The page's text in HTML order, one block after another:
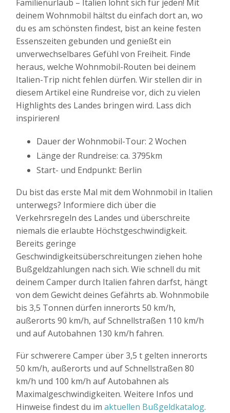
Familienurlaub – Italien lohnt sich für jeden! Mit
deinem Wohnmobil hältst du einfach dort an, wo
du es am schönsten findest, bist an keine festen
Essenszeiten gebunden und genießt ein
unverwechselbares Gefühl von Freiheit. Finde
heraus, welche Wohnmobil-Routen bei deinem
Italien-Trip nicht fehlen dürfen. Wir stellen dir in
diesem Artikel eine Rundreise vor, dich zu vielen
Highlights des Landes bringen wird. Lass dich
inspirieren!
Dauer der Wohnmobil-Tour: 2 Wochen
Länge der Rundreise: ca. 3795km
Start- und Endpunkt: Berlin
Du bist das erste Mal mit dem Wohnmobil in Italien
unterwegs? Informiere dich über die
Verkehrsregeln des Landes und überschreite
niemals die erlaubte Höchstgeschwindigkeit.
Bereits geringe
Geschwindigkeitsüberschreitungen ziehen hohe
Bußgeldzahlungen nach sich. Wie schnell du mit
deinem Camper durch Italien fahren darfst, hängt
von dem Gewicht deines Gefährts ab. Wohnmobile
bis 3,5 Tonnen dürfen innerorts 50 km/h,
außerorts 90 km/h, auf Schnellstraßen 110 km/h
und auf Autobahnen 130 km/h fahren.
Für schwerere Camper über 3,5 t gelten innerorts
50 km/h, außerorts und auf Schnellstraßen 80
km/h und 100 km/h auf Autobahnen als
Maximalgeschwindigkeiten. Weitere Infos und
Hinweise findest du imaktuellen Bußgeldkatalog.